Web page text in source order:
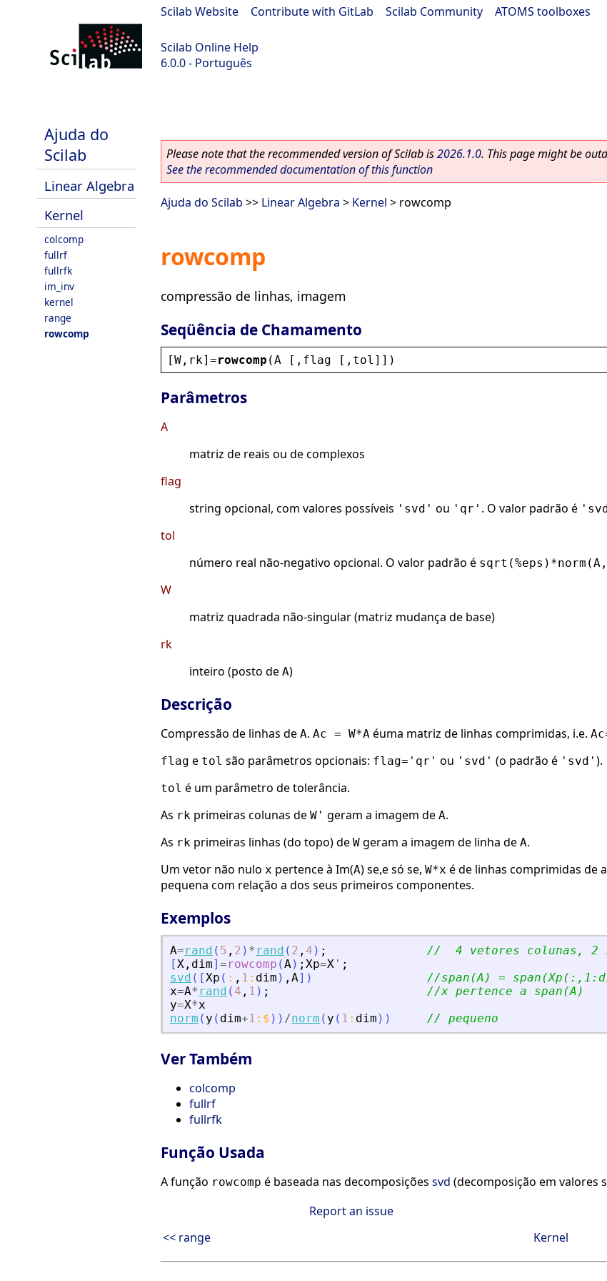
Scilab Website Contribute with GitLab Scilab Community ATOMS toolboxes
Scilab Online Help
6.0.0 - Português
Ajuda do
Scilab
Linear Algebra
Kernel
colcomp
fullrf
fullrfk
im_inv
kernel
range
rowcomp
Please note that the recommended version of Scilab is2026.1.0. This page might be
See the recommended documentation of this function
Ajuda do Scilab >> Linear Algebra > Kernel > rowcomp
rowcomp
compressão de linhas, imagem
Seqüência de Chamamento
[W , rk]=rowcomp (A [, flag [, tol ]])
Parâmetros
A
matriz de reais ou de complexos
flag
string opcional, com valores possíveis 'svd' ou 'qr' . O valor padrão é
tol
número real não-negativo opcional. O valor padrão é
W
matriz quadrada não-singular (matriz mudança de base)
rk
inteiro (posto de A)
Descrição
Compressão de linhas de A. Ac = W*A éuma matriz de linhas comprimidas, i.e.
flag e tol são parâmetros opcionais: flag='qr' ou 'svd' (o padrão é 'svd' ).
tol é um parâmetro de tolerância.
As rk primeiras colunas de W' geram a imagem de A.
As rk primeiras linhas (do topo) de W geram a imagem de linha de A.
Um vetor não nulo x pertence à Im(A) se,e só se, W*x é de linhas comprimidas de
pequena com relação a dos seus primeiros componentes.
Exemplos
A=rand ( 5 , 2 ) * rand ( 2 , 4 ) ;
//  4 vetores colunas, 2
[X , dim] =rowcomp (A) ; Xp=X ' ;
svd ( [Xp ( : , 1 : dim ) , A] ) //span(A) =
x=A* rand ( 4 , 1 ) ;
//x pertence a span(A)
y=X*x
norm ( y ( dim+1 : $ ) ) /norm ( y ( 1 : dim ) ) // pequeno
Ver Também
colcomp
fullrf
fullrfk
Função Usada
A função rowcomp é baseada nas decomposições svd (decomposição em valores
Report an issue
<< range
Kernel